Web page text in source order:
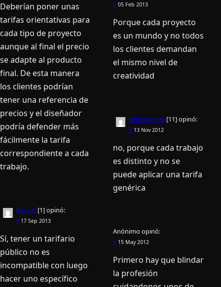
Deberían poner unas
tarifas orientativas para
cada tipo de proyecto
aunque al final el precio
se adapte al producto
final. De esta manera
los clientes podrían
tener una referencia de
precios y el diseñador
podría defender más
fácilmente la tarifa
correspondiente a cada
trabajo.
Raquel [1]opinó:
# 17 Sep 2013
Sí, tener un tarifario
público no es
incompatible con luego
hacer uno específico
#05 Feb 2013
Porque cada proyecto
es un mundo y no todos
los clientes demandan
el mismo nivel de
creatividad
alfonsoguez[11]opinó:
#13 Nov 2012
no, porque cada trabajo
es distinto y no se
puede aplicar una tarifa
genérica
Anónimo opinó:
#15 May 2012
Primero hay que blindar
la profesión